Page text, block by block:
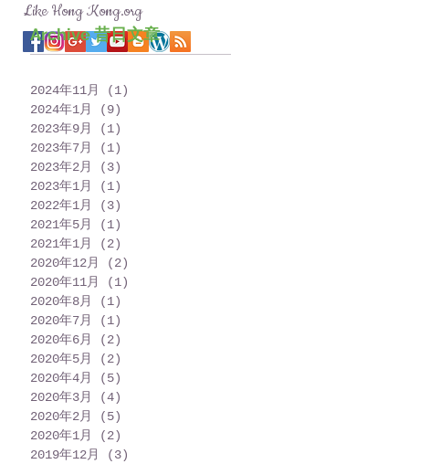
Like Hong Kong.org
Archive 昔日文章
2024年11月 (1)
2024年1月
(9)
2023年9月
(1)
2023年7月
(1)
2023年2月
(3)
2023年1月
(1)
2022年1月
(3)
2021年5月
(1)
2021年1月
(2)
2020年12月
(2)
2020年11月
(1)
2020年8月
(1)
2020年7月
(1)
2020年6月
(2)
2020年5月
(2)
2020年4月
(5)
2020年3月
(4)
2020年2月
(5)
2020年1月
(2)
2019年12月
(3)